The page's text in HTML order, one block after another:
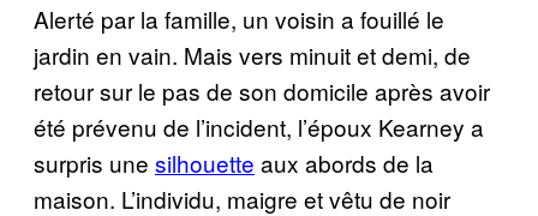
Alerté par la famille, un voisin a fouillé le
jardin en vain. Mais vers minuit et demi, de
retour sur le pas de son domicile après avoir
été prévenu de l’incident, l’époux Kearney a
surpris une silhouette aux abords de la
maison. L’individu, maigre et vêtu de noir